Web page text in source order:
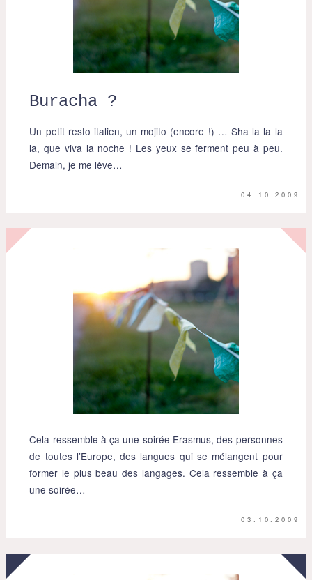
Buracha ?
Un petit resto italien, un mojito (encore !) … Sha la la la
la, que viva la noche ! Les yeux se ferment peu à peu.
Demain, je me lève…
04.10.2009
Cela ressemble à ça une soirée Erasmus, des personnes
de toutes l’Europe, des langues qui se mélangent pour
former le plus beau des langages. Cela ressemble à ça
une soirée…
03.10.2009